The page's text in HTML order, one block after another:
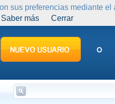
sus preferencias mediante
Saber más Cerrar